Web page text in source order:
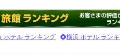
ホテル ランキング 横浜 ホテル ラン